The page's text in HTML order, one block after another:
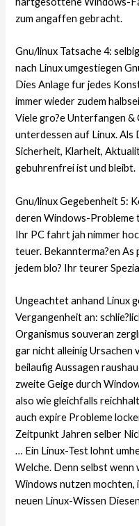
zum angaffen gebracht.
Gnu/linux Tatsache 4:
nach Linux umgestiegen
Dies Anlage fur jedes
immer wieder zudem
Viele gro?e Unterfangen
unterdessen auf Linux. Als
Sicherheit, Klarheit,
gebuhrenfrei ist und bleibt.
Gnu/linux Gegebenheit 5:
deren Windows-Probleme
Ihr PC fahrt jah nimmer
teuer. Bekannterma?en
jedem blo? Ihr teurer
Ungeachtet anhand Linux
Vergangenheit an:
Organismus souveran
gar nicht alleinig Ursachen
beilaufig Aussagen
zweite Geige durch
also wie gleichfalls
auch expire Probleme
Zeitpunkt Jahren selber
… Ein Linux-Test lohnt
Welche. Denn selbst wenn
Windows nutzen
neuen Linux-Wissen